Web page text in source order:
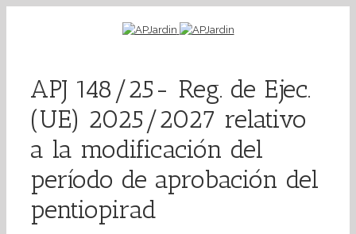
APJ 148/25- Reg. de Ejec.
(UE) 2025/2027 relativo
a la modificación del
período de aprobación del
pentiopirad